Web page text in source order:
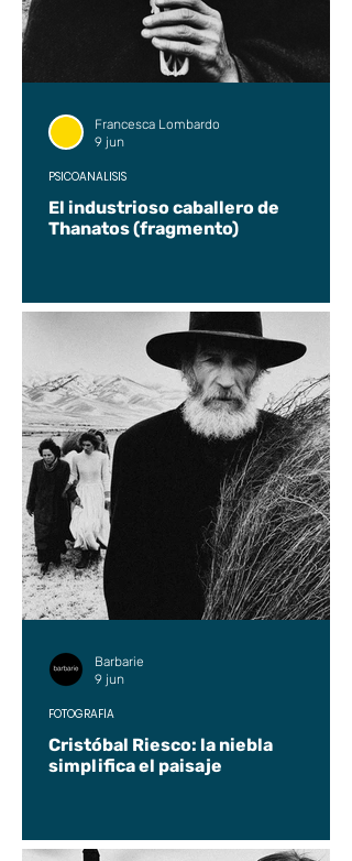
El industrioso caballero de
Thanatos (fragmento)
PSICOANÁLISIS
Francesca Lombardo
9 jun
Cristóbal Riesco: la niebla
simplifica el paisaje
FOTOGRAFÍA
Barbarie
9 jun